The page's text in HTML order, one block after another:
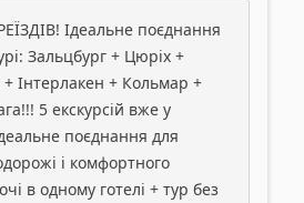
Ідеальне поєднання
Зальцбург + Цюріх +
Інтерлакен + Кольмар +
5 екскурсій вже у
поєднання для
і комфортного
в одному готелі + тур без